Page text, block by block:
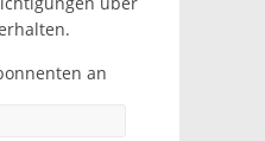
an